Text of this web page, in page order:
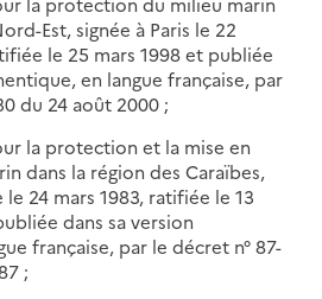
Est, signée à Paris le 22
le 25 mars 1998 et publiée
en langue française, par
du 24 août 2000 ;
la protection et la mise en
dans la région des Caraïbes,
le 24 mars 1983, ratifiée le 13
dans sa version
française, par le décret n° 87-
;